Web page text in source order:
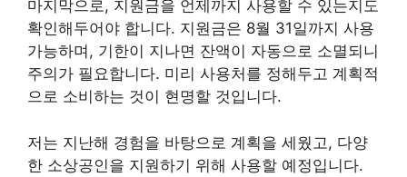
마지막으로, 지원금을 언제까지 사용할 수 있는지도
확인해두어야 합니다. 지원금은 8월 31일까지 사용
가능하며, 기한이 지나면 잔액이 자동으로 소멸되니
주의가 필요합니다. 미리 사용처를 정해두고 계획적
으로 소비하는 것이 현명할 것입니다.
저는 지난해 경험을 바탕으로 계획을 세웠고, 다양
한 소상공인을 지원하기 위해 사용할 예정입니다.